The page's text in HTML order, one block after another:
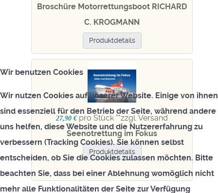
Broschüre Motorrettungsboot RICHARD
C. KROGMANN
Produktdetails
27,90 € pro Stück ""zzgl. Versand
Seenotrettung im Fokus
Produktdetails
Wir benutzen Cookies
Wir nutzen Cookies auf unserer Website. Einige von ihnen
sind essenziell für den Betrieb der Seite, während andere
uns helfen, diese Website und die Nutzererfahrung zu
verbessern (Tracking Cookies). Sie können selbst
entscheiden, ob Sie die Cookies zulassen möchten. Bitte
beachten Sie, dass bei einer Ablehnung womöglich nicht
mehr alle Funktionalitäten der Seite zur Verfügung